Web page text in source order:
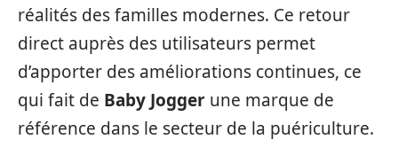
réalités des familles modernes. Ce retour
direct auprès des utilisateurs permet
d’apporter des améliorations continues, ce
qui fait de Baby Jogger une marque de
référence dans le secteur de la puériculture.